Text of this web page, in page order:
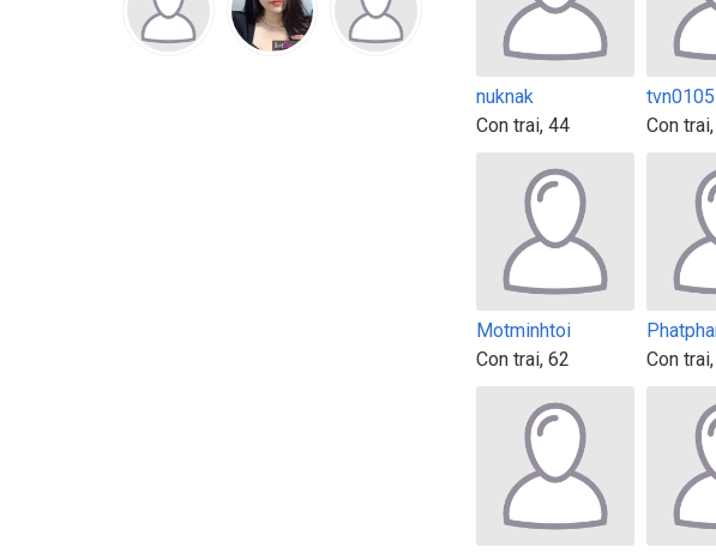
nuknak
Con trai, 44
Con
Motminhtoi
Con trai, 62
Con